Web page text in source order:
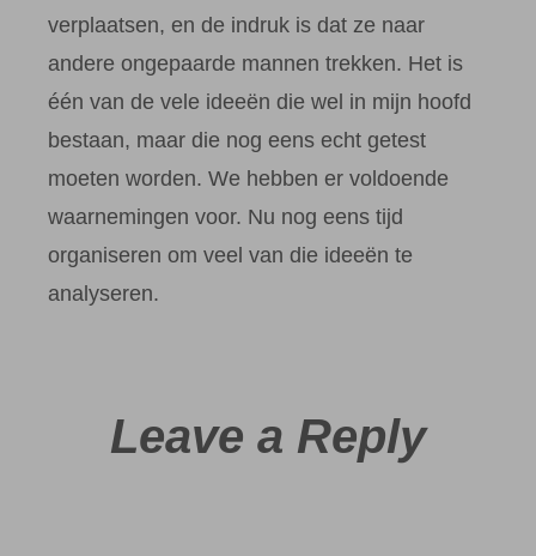
verplaatsen, en de indruk is dat ze naar
andere ongepaarde mannen trekken. Het is
één van de vele ideeën die wel in mijn hoofd
bestaan, maar die nog eens echt getest
moeten worden. We hebben er voldoende
waarnemingen voor. Nu nog eens tijd
organiseren om veel van die ideeën te
analyseren.
Leave a Reply